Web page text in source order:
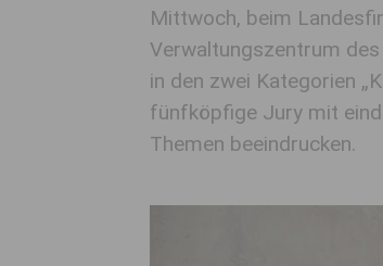
Mittwoch, beim
Verwaltungszentrum
in den zwei Kategorien
fünfköpfige Jury mit
Themen beeindrucken.